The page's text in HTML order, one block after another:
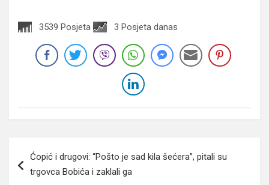
3539 Posjeta 3 Posjeta danas
članaka
Ćopić i drugovi: “Pošto je sad kila šećera”, pitali su
trgovca Bobića i zaklali ga